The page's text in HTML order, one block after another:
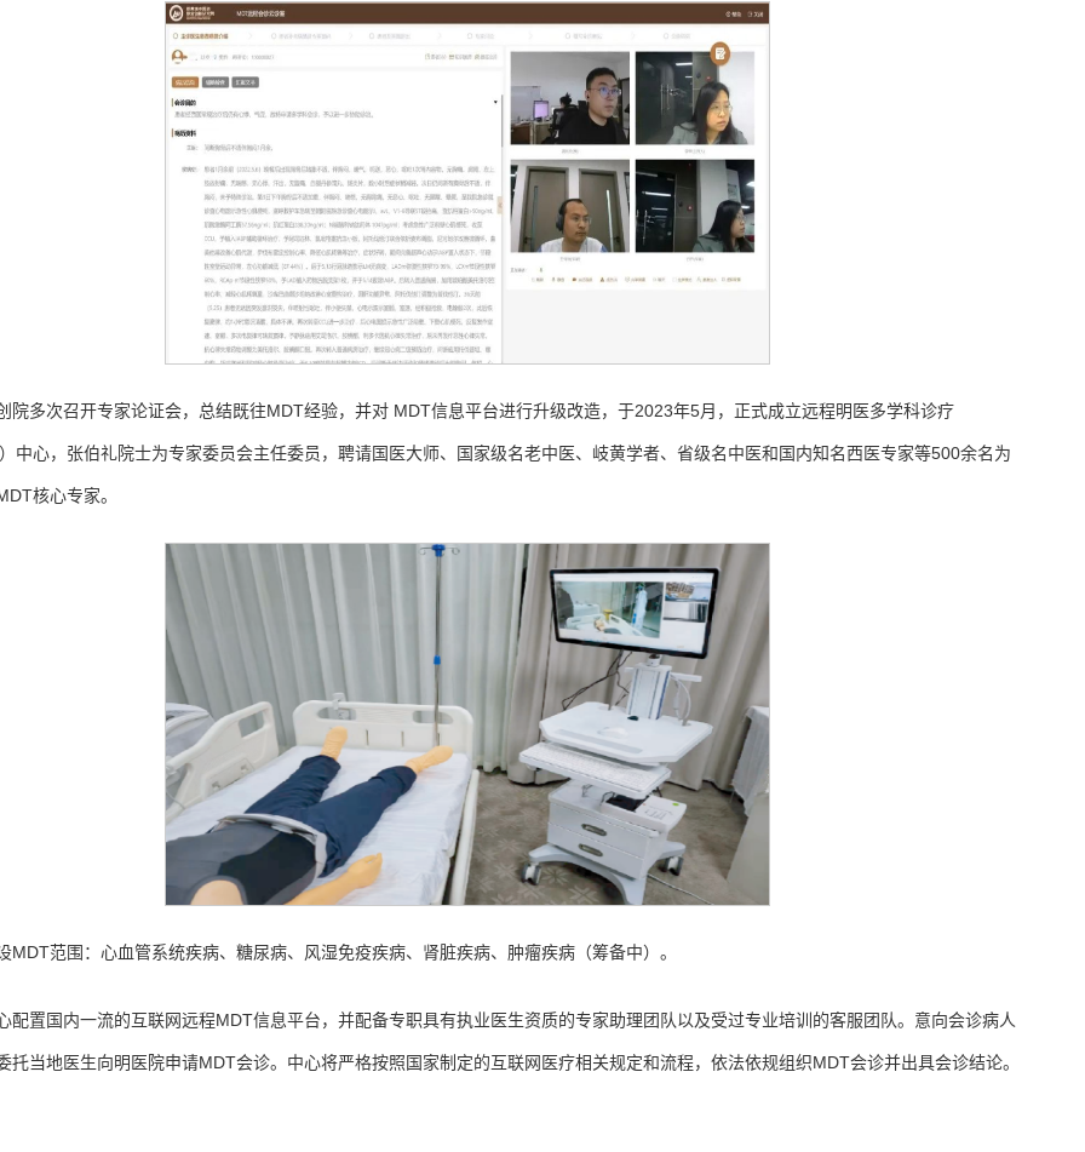
院多次召开专家论证会，总结既往MDT经验，并对 MDT信息平台进行升级改造，于2023年5月，正式成立远程明医多学科诊疗
）中心，张伯礼院士为专家委员会主任委员，聘请国医大师、国家级名老中医、岐黄学者、省级名中医和国内知名西医专家等500余名为
核心专家。
MDT范围：心血管系统疾病、糖尿病、风湿免疫疾病、肾脏疾病、肿瘤疾病（筹备中）。
配置国内一流的互联网远程MDT信息平台，并配备专职具有执业医生资质的专家助理团队以及受过专业培训的客服团队。意向会诊病人
托当地医生向明医院申请MDT会诊。中心将严格按照国家制定的互联网医疗相关规定和流程，依法依规组织MDT会诊并出具会诊结论。